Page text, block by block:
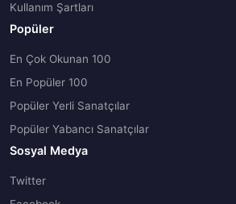
Kullanım Şartları
Popüler
En Çok Okunan 100
En Popüler 100
Popüler Yerli Sanatçılar
Popüler Yabancı Sanatçılar
Sosyal Medya
Twitter